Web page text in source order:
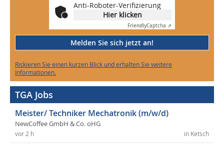
Anti-Roboter-Verifizierung
Hier klicken
FriendlyCaptcha ⇗
Melden Sie sich jetzt an!
Riskieren Sie einen kurzen Blick und erhalten Sie weitere
Informationen.
TGA Jobs
Meister/ Techniker Mechatronik (m/w/d)
NewCoffee GmbH & Co. oHG
in Ketsch
vor 2 h